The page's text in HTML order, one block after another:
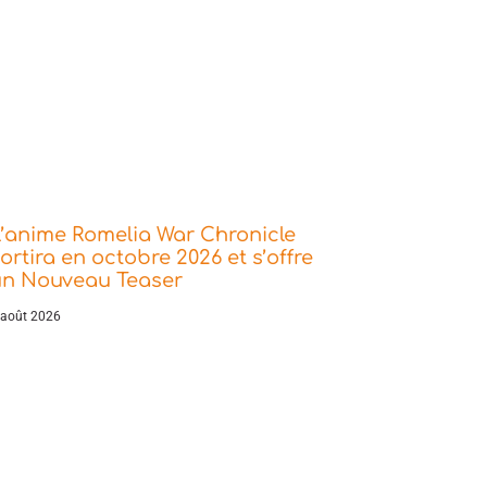
Romelia War Chronicle
en octobre 2026 et s’offre
Nouveau Teaser
2026